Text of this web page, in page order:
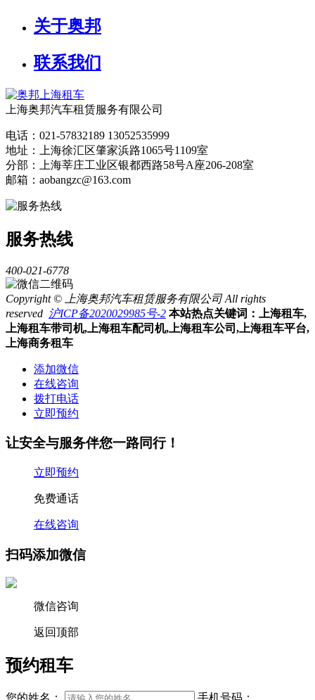
关于奥邦
联系我们
上海奥邦汽车租赁服务有限公司
电话：021-57832189 13052535999
地址：上海徐汇区肇家浜路1065号1109室
分部：上海莘庄工业区银都西路58号A座206-208室
邮箱：aobangzc@163.com
服务热线
400-021-6778
Copyright © 上海奥邦汽车租赁服务有限公司 All rights
reserved 沪ICP备2020029985号-2 本站热点关键词：上海租车,
上海租车带司机,上海租车配司机,上海租车公司,上海租车平台,
上海商务租车
添加微信
在线咨询
拨打电话
立即预约
让安全与服务伴您一路同行！
立即预约
免费通话
在线咨询
扫码添加微信
微信咨询
返回顶部
预约租车